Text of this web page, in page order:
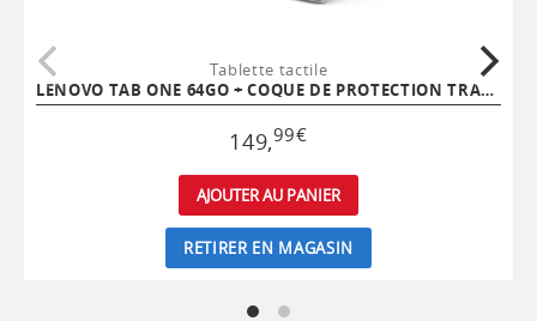
Tablette tactile
LENOVO TAB ONE 64GO + COQUE DE PROTECTION TRANSPARENTE
149,99€
AJOUTER AU PANIER
RETIRER EN MAGASIN